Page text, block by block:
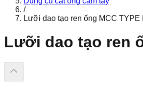
/
Lưỡi dao tạo ren ống MCC TYPE
Lưỡi dao tạo ren